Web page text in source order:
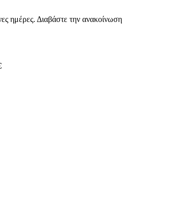
ημέρες. Διαβάστε την ανακοίνωση